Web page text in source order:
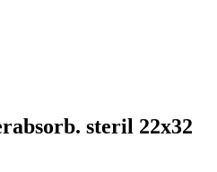
steril 22x32